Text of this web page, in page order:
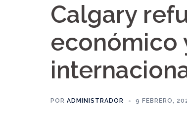
Calgary
económico
POR ADMINISTRADOR 9 FEBRERO,